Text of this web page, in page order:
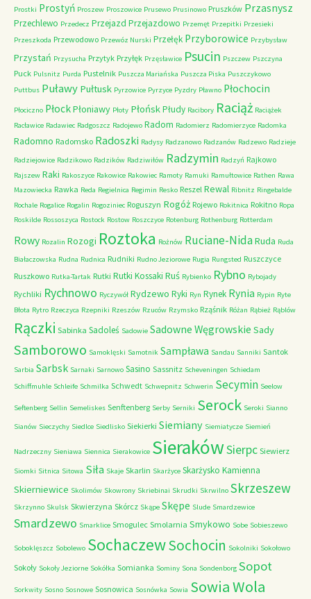
Prostki Prostyń Proszew Proszowice Prusewo Prusinowo Pruszków Przasnysz
Przechlewo Przedecz Przejazd Przejazdowo Przemęt Przepitki Przesieki
Przeszkoda Przewodowo Przewóz Nurski Przełęk Przyborowice Przybysław
Przystań Przysucha Przytyk Przyłęk Przęsławice Psucin Pszczew Pszczyna
Puck Pulsnitz Purda Pustelnik Puszcza Mariańska Puszcza Piska Puszczykowo
Puttbus Puławy Pułtusk Pyrzowice Pyrzyce Pyzdry Pławno Płochocin
Płociczno PłockPłoniawy Płoty PłońskPłudy Racibory Raciąż Raciążek
Racławice Radawiec Radgoszcz Radojewo Radom Radomierz Radomierzyce Radomka
Radomno Radomsko Radoszki Radysy Radzanowo Radzanów Radzewo Radzieje
Radziejowice Radzikowo Radzików Radziwiłów Radzymin Radzyń Rajkowo
Rajszew Raki Rakoszyce Rakowice Rakowiec Ramoty Ramuki Ramułtowice Rathen Rawa
Mazowiecka Rawka Reda Regielnica Regimin Resko Reszel Rewal Ribnitz Ringebalde
Rochale Rogalice Rogalin Rogoziniec Roguszyn Rogóż Rojewo Rokitnica Rokitno Ropa
Roskilde Rossoszyca Rostock Rostow Roszczyce Rotenburg Rothenburg Rotterdam
Rowy Rozalin Rozogi Roztoka Rożnów Ruciane-NidaRuda Ruda
Białaczowska Rudna Rudnica Rudniki Rudno Jeziorowe Rugia Rungsted Ruszczyce
Ruszkowo Rutka-Tartak Rutki Rutki Kossaki Ruś Rybienko Rybno Rybojady
Rychliki Rychnowo Ryczywół Rydzewo Ryki Ryn Rynek Rynia Rypin Ryte
Błota Rytro Rzeczyca Rzepniki Rzeszów Rzuców Rzymsko Rząśnik Różan Rąbież Rąblów
Rączki Sabinka Sadoleś Sadowie Sadowne Węgrowskie Sady
Samborowo Samoklęski Samotnik Sampława Sandau Sanniki Santok
Sarbia Sarbsk Sarnaki Sarnowo Sasino Sassnitz Scheveningen Schiedam
Schiffmuhle Schleife Schmilka Schwedt Schwepnitz Schwerin Secymin Seelow
Seftenberg Sellin Semeliskes Senftenberg Serby Serniki Serock Seroki Sianno
Sianów Sieczychy Siedlce Siedlisko Siekierki Siemiany Siemiatycze Siemień
Nadrzeczny Sieniawa Siennica Sierakowice SierakówSierpc Siewierz
Siomki Sitnica Sitowa Siła Skaje Skarlin Skarżyce Skarżysko Kamienna
Skierniewice Skolimów Skowrony Skriebinai Skrudki Skrwilno Skrzeszew
Skrzynno Skulsk Skwierzyna Skórcz Skąpe Skępe Slude Smardzewice
Smardzewo Smarklice Smogulec Smolarnia Smykowo Sobe Sobieszewo
Soboklęszcz Sobolewo SochaczewSochocin Sokolniki Sokołowo
Sokoły Sokoły Jeziorne Sokółka Somianka Sominy Sona Sondenborg Sopot
Sorkwity Sosno Sosnowe Sosnowica Sosnówka Sowia Sowia Wola